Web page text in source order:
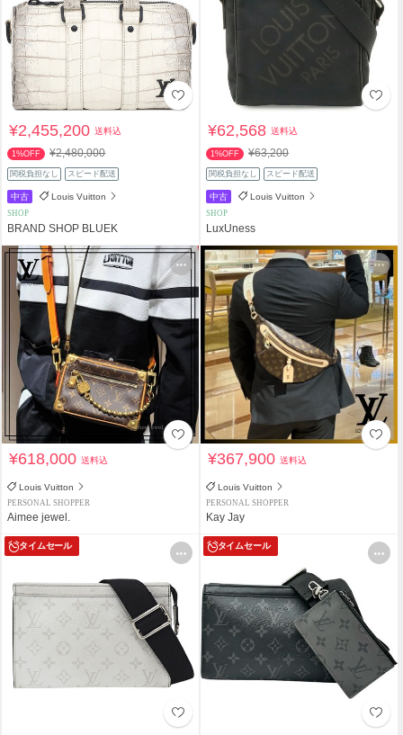
¥2,455,200送料込
1%OFF ¥2,480,000
関税負担なし スピード配送
中古 Louis Vuitton
SHOP
BRAND SHOP BLUEK
¥62,568送料込
1%OFF ¥63,200
関税負担なし スピード配送
中古 Louis Vuitton
SHOP
LuxUness
¥618,000送料込
Louis Vuitton
PERSONAL SHOPPER
Aimee jewel.
¥367,900送料込
Louis Vuitton
PERSONAL SHOPPER
Kay Jay
タイムセール タイムセール